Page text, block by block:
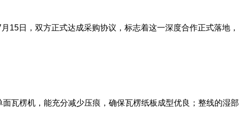
15日，双方正式达成采购协议，标志着这一深度合作正式落地，
瓦楞机，能充分减少压痕，确保瓦楞纸板成型优良；整线的湿部